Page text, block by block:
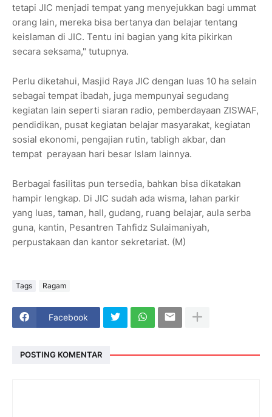
tetapi JIC menjadi tempat yang menyejukkan bagi ummat
orang lain, mereka bisa bertanya dan belajar tentang
keislaman di JIC. Tentu ini bagian yang kita pikirkan
secara seksama," tutupnya.
Perlu diketahui, Masjid Raya JIC dengan luas 10 ha selain
sebagai tempat ibadah, juga mempunyai segudang
kegiatan lain seperti siaran radio, pemberdayaan ZISWAF,
pendidikan, pusat kegiatan belajar masyarakat, kegiatan
sosial ekonomi, pengajian rutin, tabligh akbar, dan
tempat perayaan hari besar Islam lainnya.
Berbagai fasilitas pun tersedia, bahkan bisa dikatakan
hampir lengkap. Di JIC sudah ada wisma, lahan parkir
yang luas, taman, hall, gudang, ruang belajar, aula serba
guna, kantin, Pesantren Tahfidz Sulaimaniyah,
perpustakaan dan kantor sekretariat. (M)
Tags Ragam
Facebook
POSTING KOMENTAR